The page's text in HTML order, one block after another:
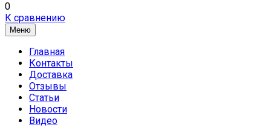
0
К сравнению
Меню
Главная
Контакты
Доставка
Отзывы
Статьи
Новости
Видео